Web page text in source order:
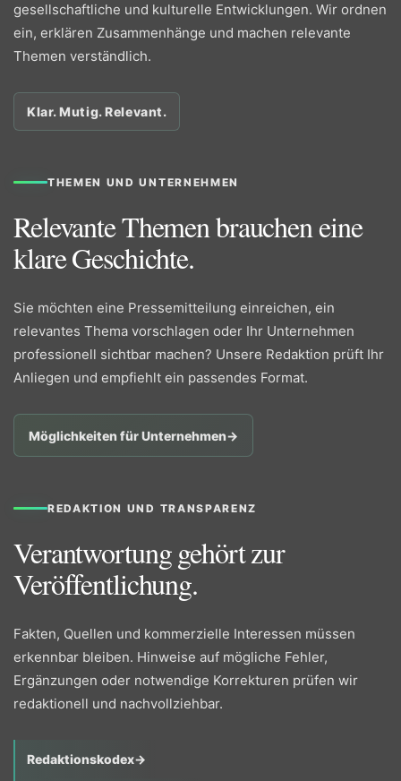
gesellschaftliche und kulturelle Entwicklungen. Wir ordnen
ein, erklären Zusammenhänge und machen relevante
Themen verständlich.
Klar. Mutig. Relevant.
THEMEN UND UNTERNEHMEN
Relevante Themen brauchen eine
klare Geschichte.
Sie möchten eine Pressemitteilung einreichen, ein
relevantes Thema vorschlagen oder Ihr Unternehmen
professionell sichtbar machen? Unsere Redaktion prüft Ihr
Anliegen und empfiehlt ein passendes Format.
Möglichkeiten für Unternehmen→
REDAKTION UND TRANSPARENZ
Verantwortung gehört zur
Veröffentlichung.
Fakten, Quellen und kommerzielle Interessen müssen
erkennbar bleiben. Hinweise auf mögliche Fehler,
Ergänzungen oder notwendige Korrekturen prüfen wir
redaktionell und nachvollziehbar.
Redaktionskodex→